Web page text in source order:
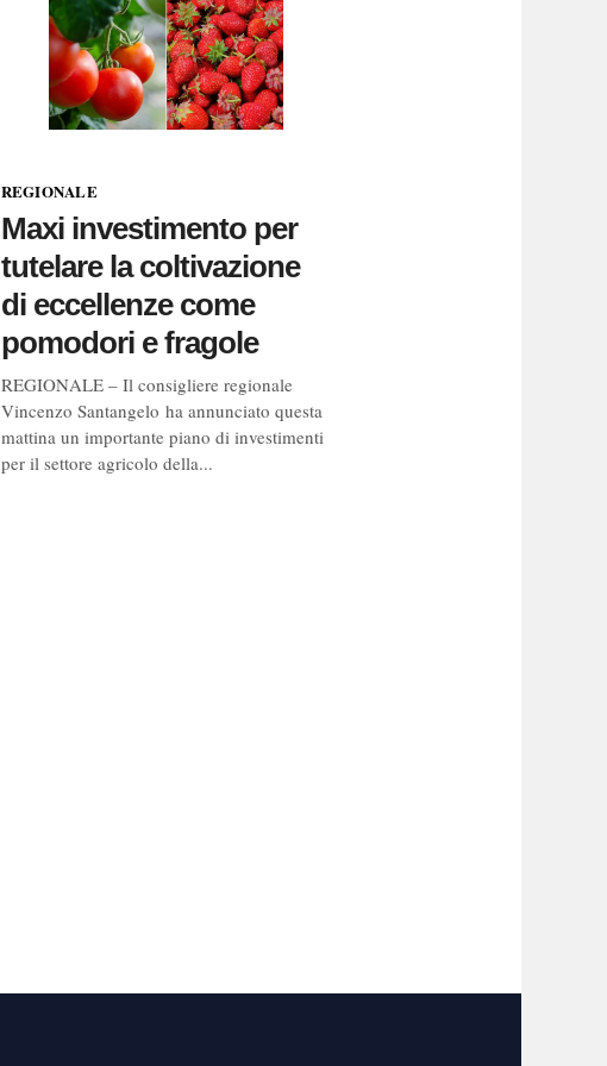
REGIONALE
Maxi investimento per
tutelare la coltivazione
di eccellenze come
pomodori e fragole
REGIONALE – Il consigliere regionale
Vincenzo Santangelo ha annunciato questa
mattina un importante piano di investimenti
per il settore agricolo della...